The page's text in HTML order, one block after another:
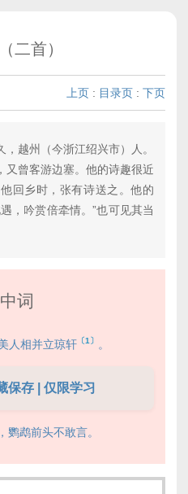
二首）
上页 : 目录页 : 下页
，越州（今浙江绍兴市）人。
又曾客游边塞。他的诗趣很近
回乡时，张有诗送之。他的
，吟赏倍牵情。”也可见其当
词
人相并立琼轩 〔1〕 。
保存 | 仅限学习
鹦鹉前头不敢言。